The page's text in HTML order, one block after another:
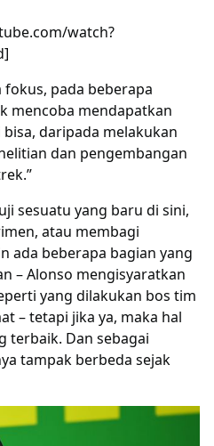
watch?
fokus, pada beberapa
mencoba mendapatkan
daripada melakukan
dan pengembangan
sesuatu yang baru di sini,
atau membagi
ada beberapa bagian yang
– Alonso mengisyaratkan
yang dilakukan bos tim
– tetapi jika ya, maka hal
terbaik. Dan sebagai
tampak berbeda sejak